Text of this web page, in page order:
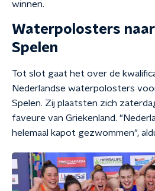
winnen.
Waterpolosters
Spelen
Tot slot gaat het over de
Nederlandse waterpolosters
Spelen. Zij plaatsten zich
faveure van Griekenland.
helemaal kapot gezwommen",